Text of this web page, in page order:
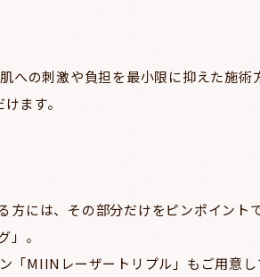
への刺激や負担を最小限に抑えた施術
ます。
には、その部分だけをピンポイント
。
「MIINレーザートリプル」もご用意し